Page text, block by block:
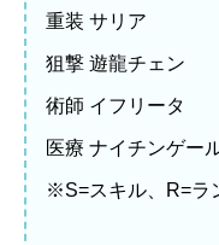
重装 サリア
狙撃 遊龍チェ
術師 イフリー
医療 ナイチンゲ
※S=スキル、R=ラ